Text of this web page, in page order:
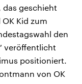
das geschieht
Kid zum
den
veröffentlicht
positioniert.
von OK